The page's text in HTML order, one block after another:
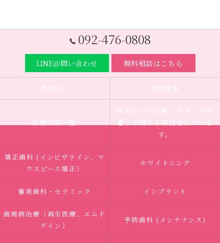
092-476-0808
LINE＠問い合わせ 無料相談はこちら
医院紹介 歯は臓器
診療内容一覧
噛み合わせ治療 ｜全身への影
響｜全国から来院されていま
す。
矯正歯科 (インビザライン、マ
ウスピース矯正）
ホワイトニング
審美歯科・セラミック インプラント
歯周病治療（再生医療、エムド
ゲイン）
予防歯科 (メンテナンス)